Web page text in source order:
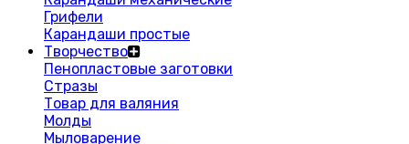
Грифели
Карандаши простые
Творчество
Пенопластовые заготовки
Стразы
Товар для валяния
Молды
Мыловарение